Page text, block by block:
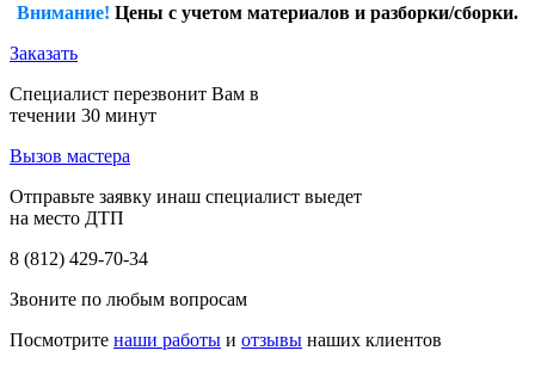
Внимание! Цены с учетом материалов и разборки/сборки.
Заказать
Специалист перезвонит Вам в
течении 30 минут
Вызов мастера
Отправьте заявку инаш специалист выедет
на место ДТП
8 (812) 429-70-34
Звоните по любым вопросам
Посмотрите наши работы и отзывы наших клиентов